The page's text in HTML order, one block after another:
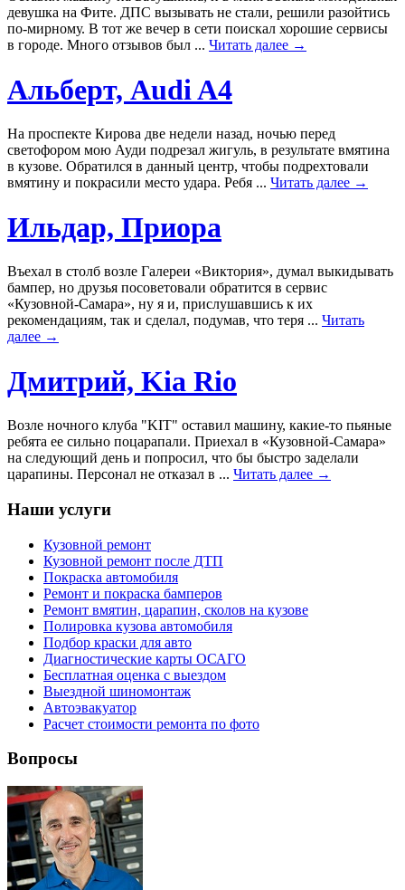
девушка на Фите. ДПС вызывать не стали, решили разойтись
по-мирному. В тот же вечер в сети поискал хорошие сервисы
в городе. Много отзывов был ... Читать далее →
Альберт, Audi A4
На проспекте Кирова две недели назад, ночью перед
светофором мою Ауди подрезал жигуль, в результате вмятина
в кузове. Обратился в данный центр, чтобы подрехтовали
вмятину и покрасили место удара. Ребя ... Читать далее →
Ильдар, Приора
Въехал в столб возле Галереи «Виктория», думал выкидывать
бампер, но друзья посоветовали обратится в сервис
«Кузовной-Самара», ну я и, прислушавшись к их
рекомендациям, так и сделал, подумав, что теря ... Читать
далее →
Дмитрий, Kia Rio
Возле ночного клуба "KIT" оставил машину, какие-то пьяные
ребята ее сильно поцарапали. Приехал в «Кузовной-Самара»
на следующий день и попросил, что бы быстро заделали
царапины. Персонал не отказал в ... Читать далее →
Наши услуги
Кузовной ремонт
Кузовной ремонт после ДТП
Покраска автомобиля
Ремонт и покраска бамперов
Ремонт вмятин, царапин, сколов на кузове
Полировка кузова автомобиля
Подбор краски для авто
Диагностические карты ОСАГО
Бесплатная оценка с выездом
Выездной шиномонтаж
Автоэвакуатор
Расчет стоимости ремонта по фото
Вопросы